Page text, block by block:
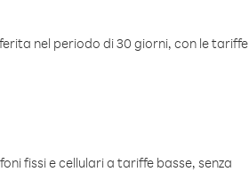
nel periodo di 30 giorni, con le tariffe
fissi e cellulari a tariffe basse, senza